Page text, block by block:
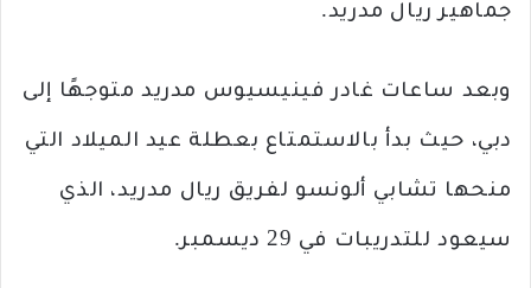
جماهير ريال مدريد.
وبعد ساعات غادر فينيسيوس مدريد متوجهًا إلى
دبي، حيث بدأ بالاستمتاع بعطلة عيد الميلاد التي
منحها تشابي ألونسو لفريق ريال مدريد، الذي
سيعود للتدريبات في 29 ديسمبر.